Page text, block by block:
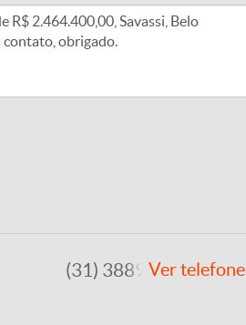
(31) 3889-4765Ver telefone